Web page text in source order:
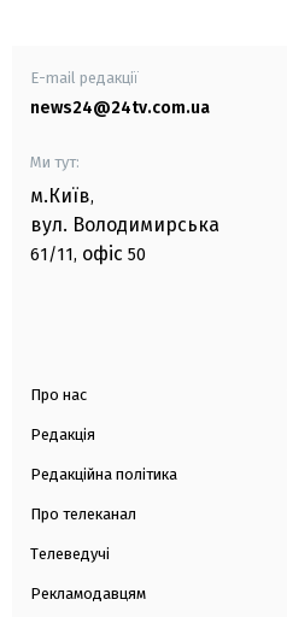
E-mail редакції
news24@24tv.com.ua
Ми тут:
м.Київ,
вул. Володимирська
61/11, офіс 50
Про нас
Редакція
Редакційна політика
Про телеканал
Телеведучі
Рекламодавцям